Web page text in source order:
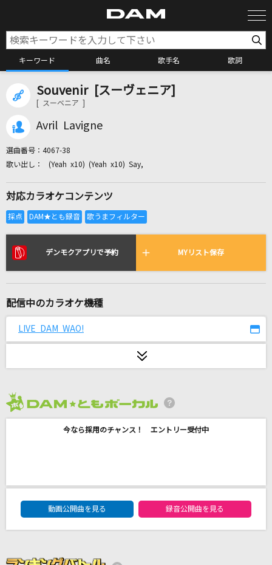
キーワード 曲名 歌手名 歌詞
カラオケ検索
全国りれき
リアルタイムで歌われている曲の一覧
GIRLS' LEGEND U
キャップ(CV.高柳知葉)・ゴールドシップ(CV.上田瞳)・ウオッカ(CV.大橋
木星 feat. 稲葉浩志
福山雅治
New Message
B'z
ヒプノシスマイク -Division Battle Anthem- +
Souvenir [スーヴェニア]
[ スーベニア ]
Avril Lavigne
選曲番号： 4067-38
(Yeah x10) (Yeah x10) Say,
対応カラオケコンテンツ
デンモクアプリで予約 MYリスト保存
配信中のカラオケ機種
LIVE DAM WAO!
今なら採用のチャンス！ エントリー受付中
DAM★ともボーカルエントリーランキング
動画公開曲を見る
録音公開曲を見る